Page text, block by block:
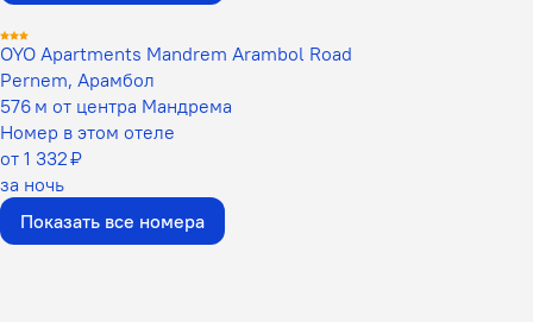
OYO Apartments Mandrem Arambol Road
Pernem, Арамбол
576 м от центра Мандрема
Номер в этом отеле
от 1 332 ₽
за ночь
Показать все номера